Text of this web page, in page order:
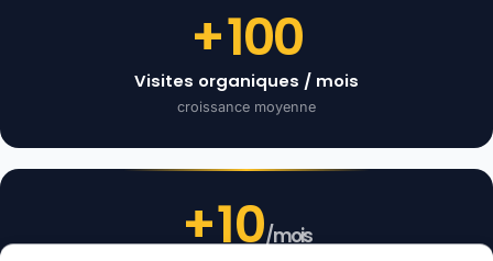
+100
Visites organiques / mois
croissance moyenne
+10/mois